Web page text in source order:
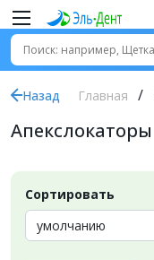
Назад Главная
Апекслокаторы
Сортировать